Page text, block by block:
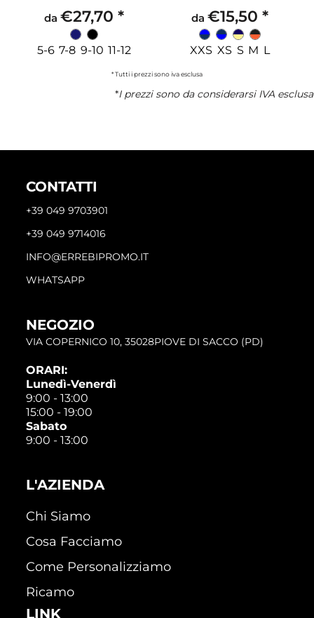
da €27,70 *
5-6 7-8 9-10 11-12
da€15,50*
XXS XS S M L
* Tutti i prezzi sono iva esclusa
*I prezzi sono da considerarsi IVA esclusa
CONTATTI
+39 049 9703901
+39 049 9714016
INFO@ERREBIPROMO.IT
WHATSAPP
NEGOZIO
VIA COPERNICO 10, 35028PIOVE DI SACCO (PD)
ORARI:
Lunedì-Venerdì
9:00 - 13:00
15:00 - 19:00
Sabato
9:00 - 13:00
L'AZIENDA
Chi Siamo
Cosa Facciamo
Come Personalizziamo
Ricamo
LINK